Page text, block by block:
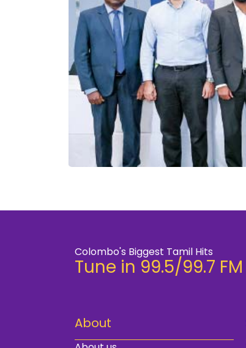
Colombo's Biggest Tamil Hits
Tune in 99.5/99.7 FM
About